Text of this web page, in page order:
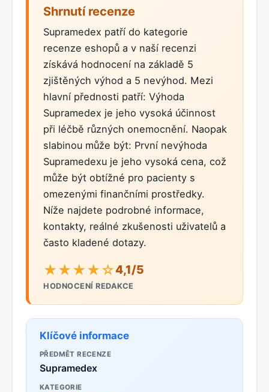
Shrnutí recenze
Supramedex patří do kategorie
recenze eshopů a v naší recenzi
získává hodnocení na základě 5
zjištěných výhod a 5 nevýhod. Mezi
hlavní přednosti patří: Výhoda
Supramedex je jeho vysoká účinnost
při léčbě různých onemocnění. Naopak
slabinou může být: První nevýhoda
Supramedexu je jeho vysoká cena, což
může být obtížné pro pacienty s
omezenými finančními prostředky.
Níže najdete podrobné informace,
kontakty, reálné zkušenosti uživatelů a
často kladené dotazy.
★★★★☆4,1/5
HODNOCENÍ REDAKCE
Klíčové informace
PŘEDMĚT RECENZE
Supramedex
KATEGORIE